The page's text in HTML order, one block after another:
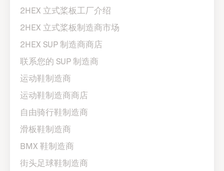
2HEX 立式桨板工厂介绍
2HEX 立式桨板制造商市场
2HEX SUP 制造商商店
联系您的 SUP 制造商
运动鞋制造商
运动鞋制造商商店
自由骑行鞋制造商
滑板鞋制造商
BMX 鞋制造商
街头足球鞋制造商